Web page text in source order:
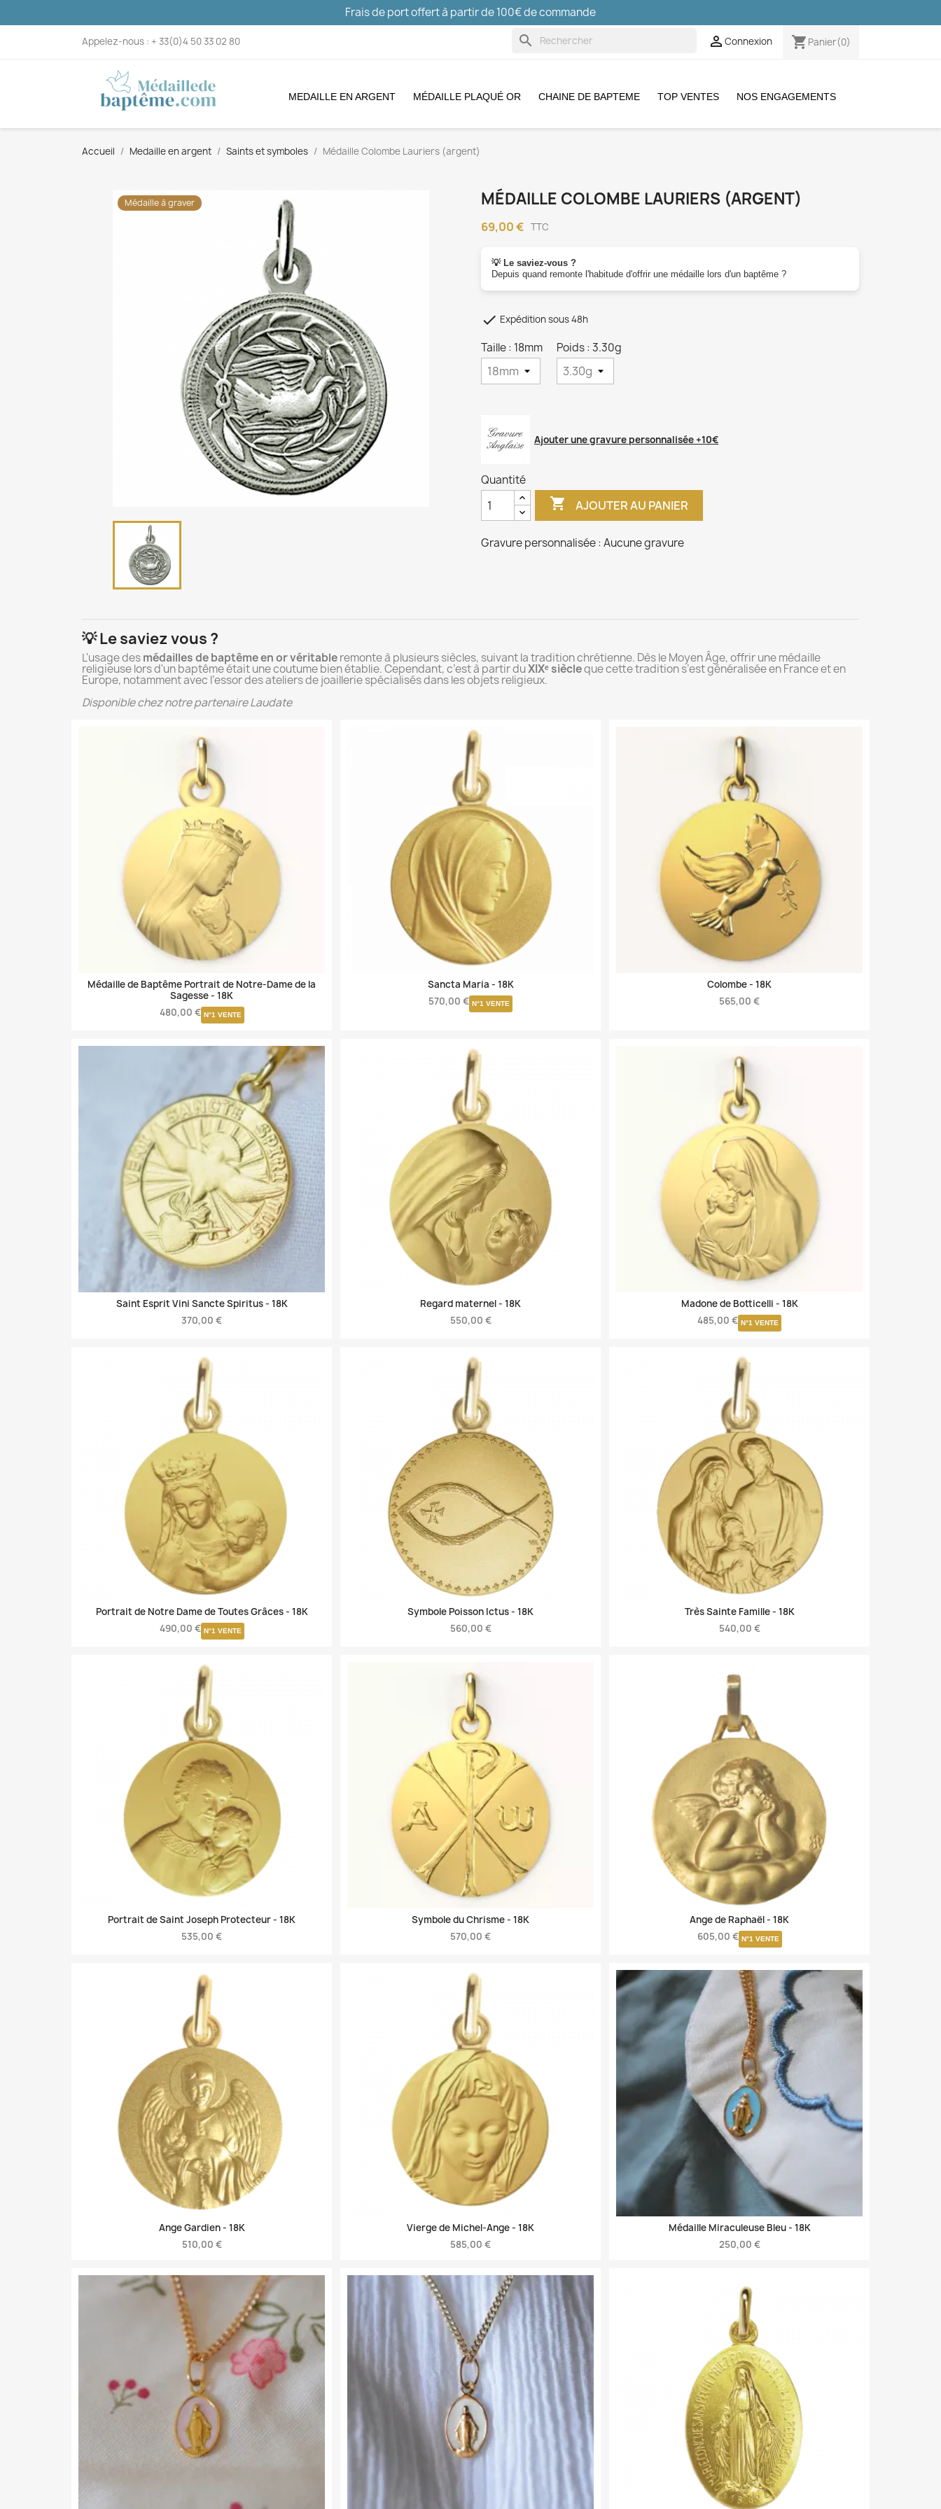
Frais de port offert à partir de 100€ de commande
Appelez-nous : + 33(0)4 50 33 02 80 search  Connexion shopping_cart Panier(0)
MEDAILLE EN ARGENT MÉDAILLE PLAQUÉ OR CHAINE DE BAPTEME TOP VENTES NOS ENGAGEMENTS
Accueil Medaille en argent Saints et symboles Médaille Colombe Lauriers (argent)
Médaille à graver MÉDAILLE COLOMBE LAURIERS (ARGENT)
69,00 € TTC
💡 Le saviez-vous ?
Depuis quand remonte l'habitude d'offrir une médaille lors d'un baptême ?
 Expédition sous 48h
Taille : 18mm Poids : 3.30g
Ajouter une gravure personnalisée +10€
Quantité
 AJOUTER AU PANIER
Gravure personnalisée : Aucune gravure
💡 Le saviez vous ?
L'usage desmédailles de baptême en or véritableremonte à plusieurs siècles, suivant la tradition chrétienne. Dès le Moyen Âge, offrir une médaille
religieuse lors d'un baptême était une coutume bien établie. Cependant, c’est à partir duXIXᵉ siècleque cette tradition s’est généralisée en France et en
Europe, notamment avec l’essor des ateliers de joaillerie spécialisés dans les objets religieux.
Disponible chez notre partenaire Laudate
Médaille de Baptême Portrait de Notre-Dame de la
Sagesse - 18K
480,00 € N°1 VENTE
Sancta Maria - 18K
570,00 € N°1 VENTE
Colombe - 18K
565,00 €
Saint Esprit Vini Sancte Spiritus - 18K
370,00 €
Regard maternel - 18K
550,00 €
Madone de Botticelli - 18K
485,00 € N°1 VENTE
Portrait de Notre Dame de Toutes Grâces - 18K
490,00 € N°1 VENTE
Symbole Poisson Ictus - 18K
560,00 €
Très Sainte Famille - 18K
540,00 €
Portrait de Saint Joseph Protecteur - 18K
535,00 €
Symbole du Chrisme - 18K
570,00 €
Ange de Raphaël - 18K
605,00 € N°1 VENTE
Ange Gardien - 18K
510,00 €
Vierge de Michel-Ange - 18K
585,00 €
Médaille Miraculeuse Bleu - 18K
250,00 €